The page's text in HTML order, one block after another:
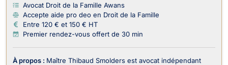
Avocat Droit de la Famille Awans
Accepte aide pro deo en Droit de la Famille
Entre 120 € et 150 € HT
Premier rendez-vous offert de 30 min
À propos : Maître Thibaud Smolders est avocat indépendant